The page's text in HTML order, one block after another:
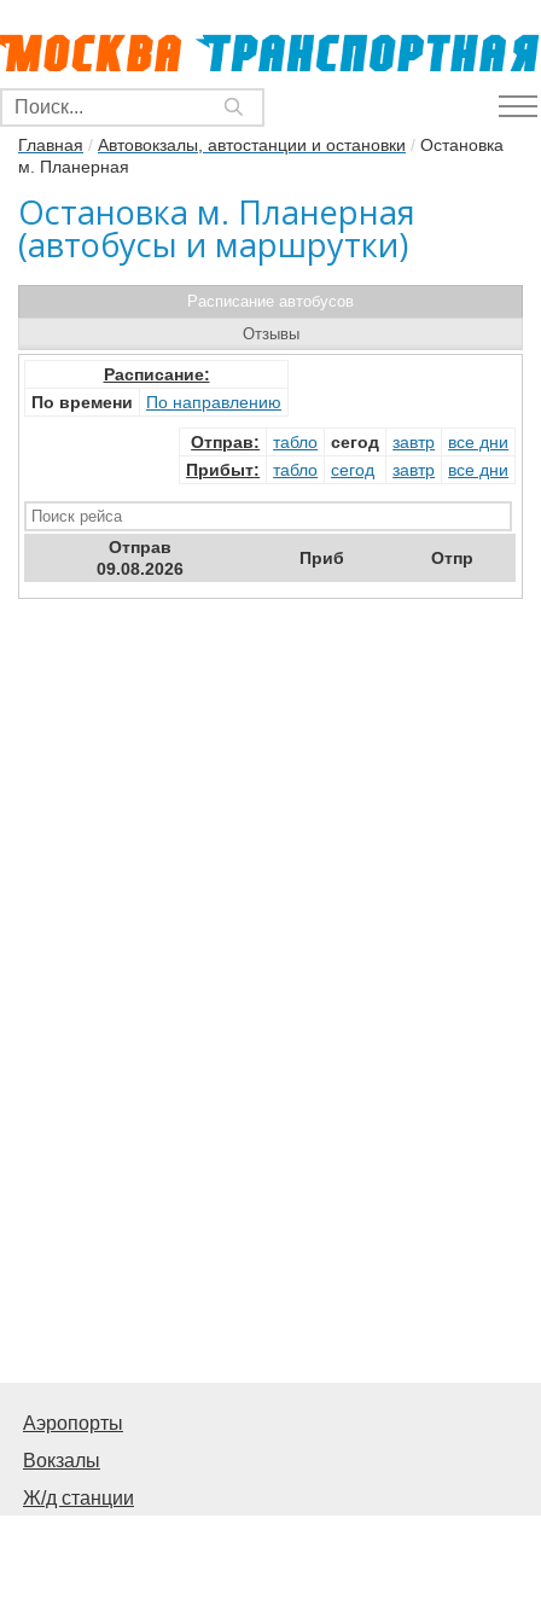
Главная / Автовокзалы, автостанции и остановки / Остановка
м. Планерная
Остановка м. Планерная
(автобусы и маршрутки)
Расписание автобусов
Расписание:
По времени
По направлению
Отправ: табло сегод завтр
все дни
Прибыт: табло сегод завтр все дни
Отправ
09.08.2026
Приб Отпр
Отзывы
Аэропорты
Вокзалы
Ж/д станции